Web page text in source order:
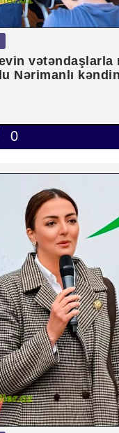
vətəndaşlarla
Nərimanlı
0